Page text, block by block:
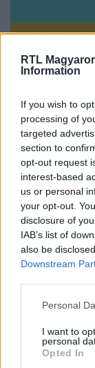
RTL
Information
If you wish to
processing of
targeted
section to
opt-out request
interest-based
us or personal
your opt-out.
disclosure of
IAB’s list of
also be
Downstream
Please note
not limited to
grant or deny
use your data
Personal
I want to
personal
Opted In
Nézd vissza a
Itt állítsd
legyen a
Kövess
Facebookon